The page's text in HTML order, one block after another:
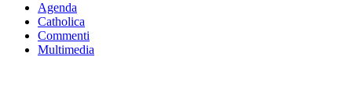
Agenda
Catholica
Commenti
Multimedia